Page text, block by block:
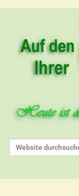
Website durchsuchen